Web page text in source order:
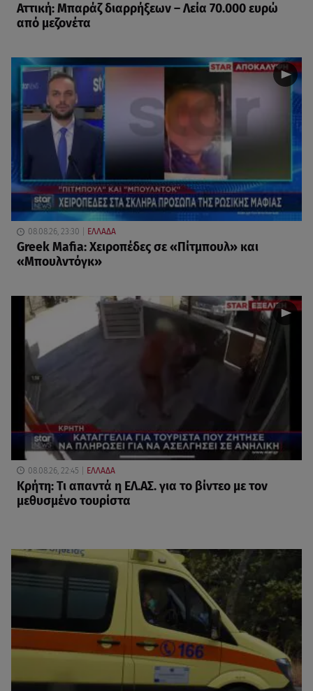
Αττική: Μπαράζ διαρρήξεων – Λεία 70.000 ευρώ
από μεζονέτα
08.08.26, 23:30 ΕΛΛΑΔΑ
Greek Mafia: Χειροπέδες σε «Πίτμπουλ» και
«Μπουλντόγκ»
08.08.26, 22:45 ΕΛΛΑΔΑ
Κρήτη: Τι απαντά η ΕΛ.ΑΣ. για το βίντεο με τον
μεθυσμένο τουρίστα